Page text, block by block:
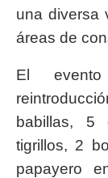
una diversa
áreas de
El
babillas, 5
tigrillos, 2
papayero